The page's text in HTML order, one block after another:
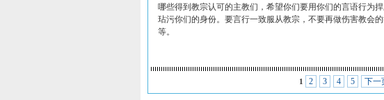
哪些得到教宗认可的主教们，希望你们要用你们的言语行为
玷污你们的身份。要言行一致服从教宗，不要再做伤害教会
等。
1 2 3 4 5 下一